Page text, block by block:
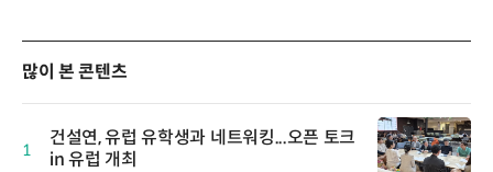
많이 본 콘텐츠
1
건설연, 유럽 유학생과 네트워킹...오픈 토크
in 유럽 개최